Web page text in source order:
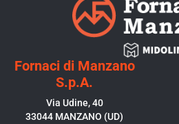
Fornaci di Manzano
S.p.A.
Via Udine, 40
33044 MANZANO (UD)